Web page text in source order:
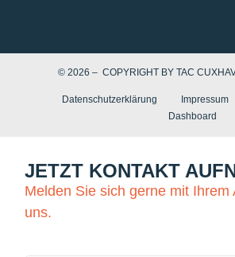
© 2026 – COPYRIGHT BY TAC
Datenschutzerklärung Impressum
Dashboard
JETZT KONTAKT
Melden Sie sich gerne mit Ihrem
uns.